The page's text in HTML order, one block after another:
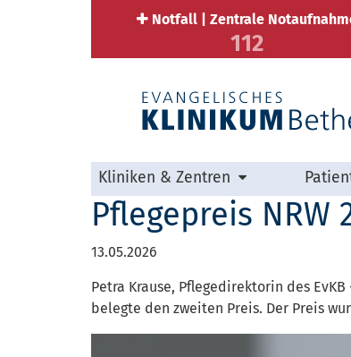
Notfall | Zentrale
112
Kliniken & Zentren
Pflegepreis
13.05.2026
Petra Krause, Pflegedirektorin des
belegte den zweiten Preis. Der Preis